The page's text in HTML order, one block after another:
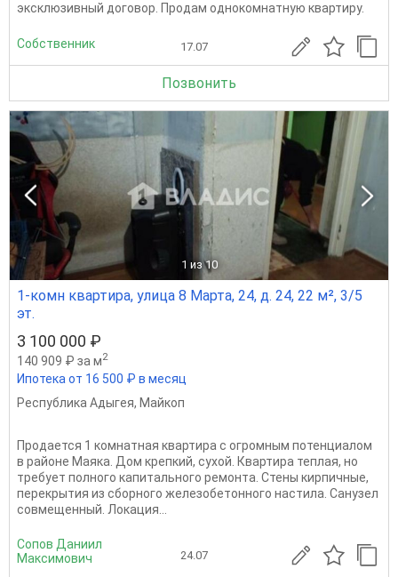
эксклюзивный договор. Продам однокомнатную квартиру.
Собственник 17.07
Позвонить
1 из 10
1-комн квартира, улица 8 Марта, 24, д. 24, 22 м², 3/5
эт.
3 100 000 ₽
140 909 ₽ за м2
Ипотека от 16 500 ₽ в месяц
Республика Адыгея, Майкоп
Продается 1 комнатная квартира с огромным потенциалом
в районе Маяка. Дом крепкий, сухой. Квартира теплая, но
требует полного капитального ремонта. Стены кирпичные,
перекрытия из сборного железобетонного настила. Санузел
совмещенный. Локация...
Сопов Даниил
Максимович
24.07